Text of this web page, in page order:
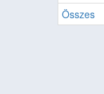
Összes